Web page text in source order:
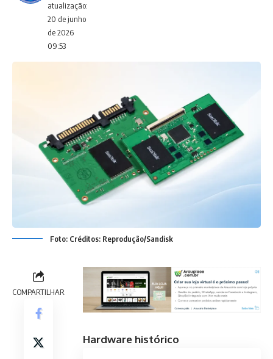
atualização:
20 de junho
de 2026
09:53
Foto: Créditos: Reprodução/Sandisk
COMPARTILHAR
Hardware histórico